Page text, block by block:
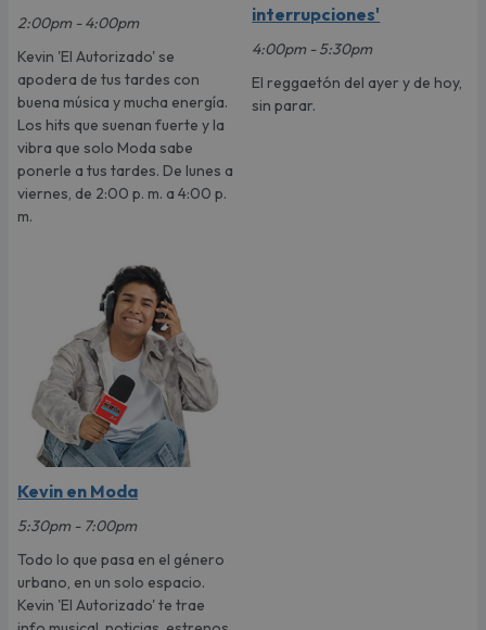
2:00pm - 4:00pm
Kevin 'El Autorizado' se
apodera de tus tardes con
buena música y mucha energía.
Los hits que suenan fuerte y la
vibra que solo Moda sabe
ponerle a tus tardes. De lunes a
viernes, de 2:00 p. m. a 4:00 p.
m.
interrupciones'
4:00pm - 5:30pm
El reggaetón del ayer y de hoy,
sin parar.
Kevin en Moda
5:30pm - 7:00pm
Todo lo que pasa en el género
urbano, en un solo espacio.
Kevin 'El Autorizado' te trae